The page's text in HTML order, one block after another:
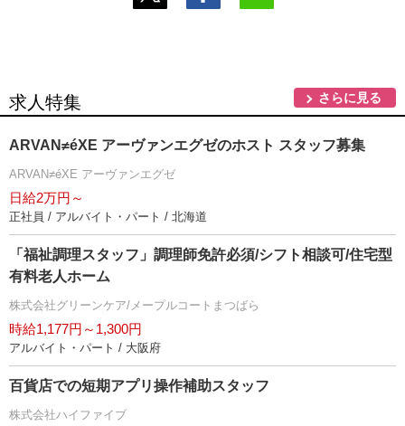
求人特集 さらに見る
ARVAN≠éXE アーヴァンエグゼのホスト スタッフ募集
ARVAN≠éXE アーヴァンエグゼ
日給2万円～
正社員 / アルバイト・パート / 北海道
「福祉調理スタッフ」調理師免許必須/シフト相談可/住宅型
有料老人ホーム
株式会社グリーンケア/メープルコートまつばら
時給1,177円～1,300円
アルバイト・パート / 大阪府
百貨店での短期アプリ操作補助スタッフ
株式会社ハイファイブ